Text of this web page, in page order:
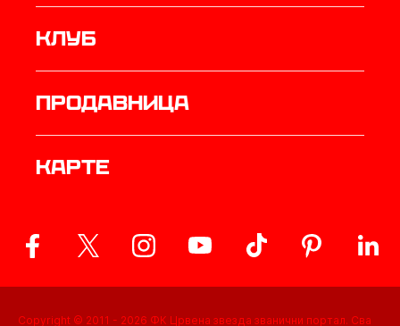
Клуб
продавница
Карте
Copyright © 2011 - 2026 ФК Црвена звезда званични портал. Сва